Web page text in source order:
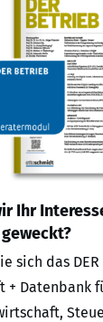
Ihr
geweckt?
sich das DER
+ Datenbank